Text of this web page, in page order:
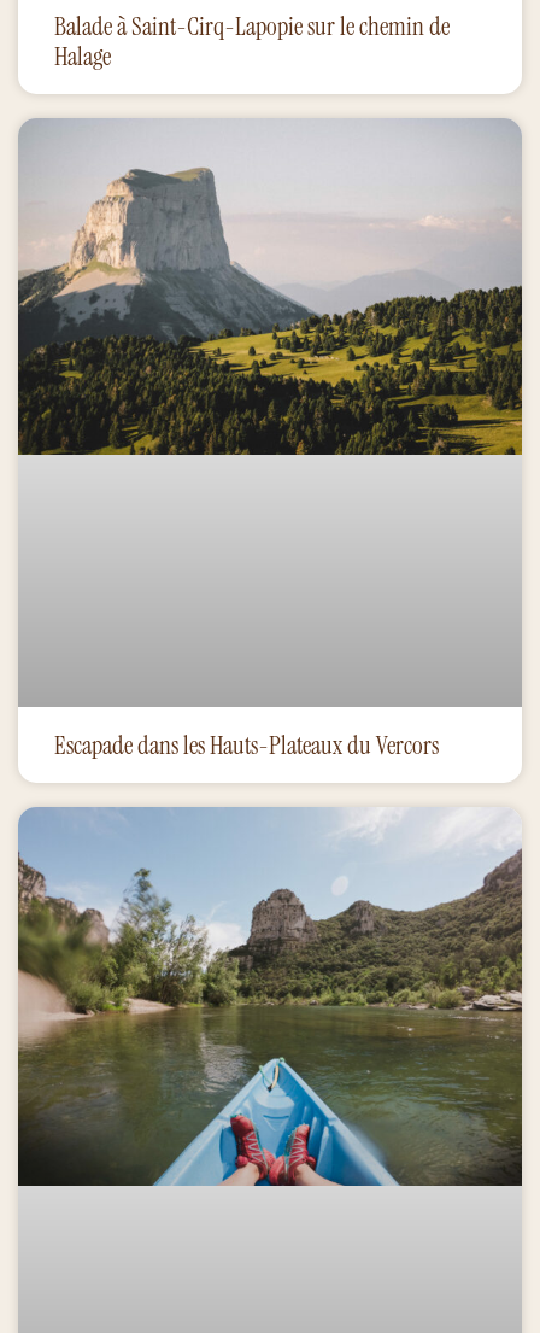
Balade à Saint-Cirq-Lapopie sur le chemin de
Halage
Escapade dans les Hauts-Plateaux du Vercors